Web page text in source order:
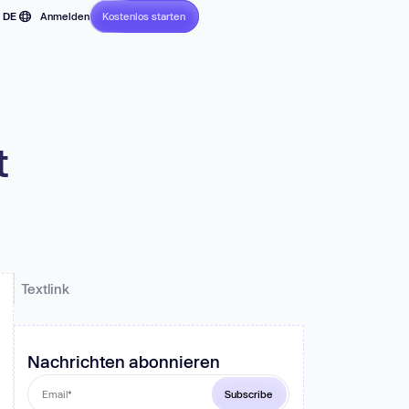
DE Anmelden Kostenlos starten
Textlink
Nachrichten abonnieren